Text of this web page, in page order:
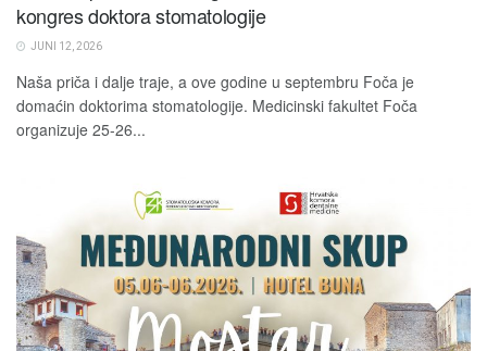
kongres doktora stomatologije
JUNI 12, 2026
Naša priča i dalje traje, a ove godine u septembru Foča je
domaćin doktorima stomatologije. Medicinski fakultet Foča
organizuje 25-26...